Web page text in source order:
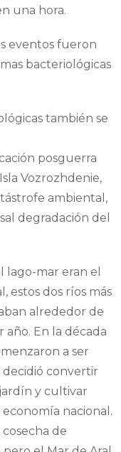
una hora.
eventos fueron
bacteriológicas
también se
posguerra
Vozrozhdenie,
ambiental,
degradación del
mar eran el
estos dos ríos más
alrededor de
año. En la década
a ser
decidió convertir
y cultivar
nacional.
de